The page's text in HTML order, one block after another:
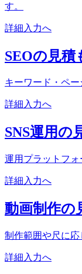
す。
詳細入力へ
SEOの見積
キーワード・ペー
詳細入力へ
SNS運用の
運用プラットフォ
詳細入力へ
動画制作の
制作範囲や尺に応
詳細入力へ